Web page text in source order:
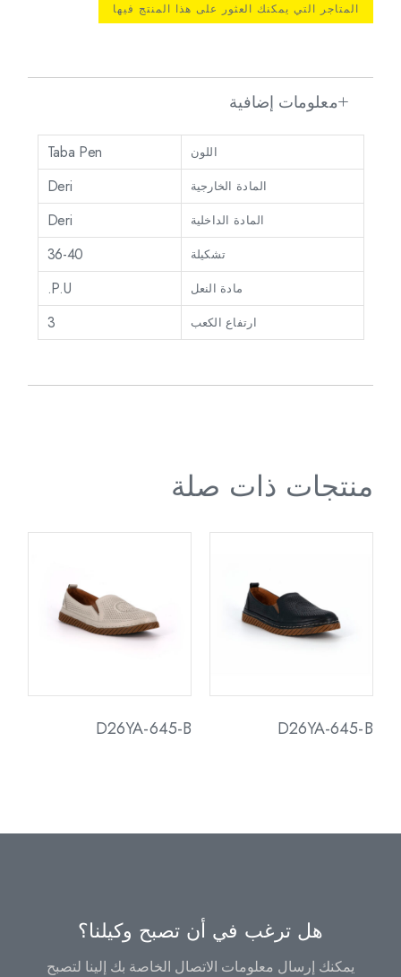
المتاجر التي يمكنك العثور على هذا المنتج فيها
معلومات إضافية
اللون Taba Pen
المادة الخارجية Deri
المادة الداخلية Deri
تشكيلة 36-40
مادة النعل P.U.
ارتفاع الكعب 3
منتجات ذات صلة
D26YA-645-B
D26YA-645-B
هل ترغب في أن تصبح وكيلنا؟
يمكنك إرسال معلومات الاتصال الخاصة بك إلينا لتصبح